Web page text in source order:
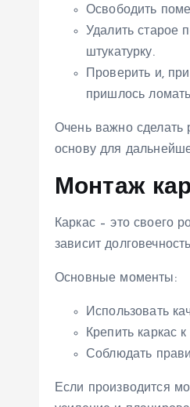
Освободить
Удалить старое
штукатурку.
Проверить и,
пришлось
Очень важно сделать
основу для
Монтаж
Каркас – это своего
зависит
Основные моменты:
Использовать
Крепить каркас
Соблюдать
Если производится